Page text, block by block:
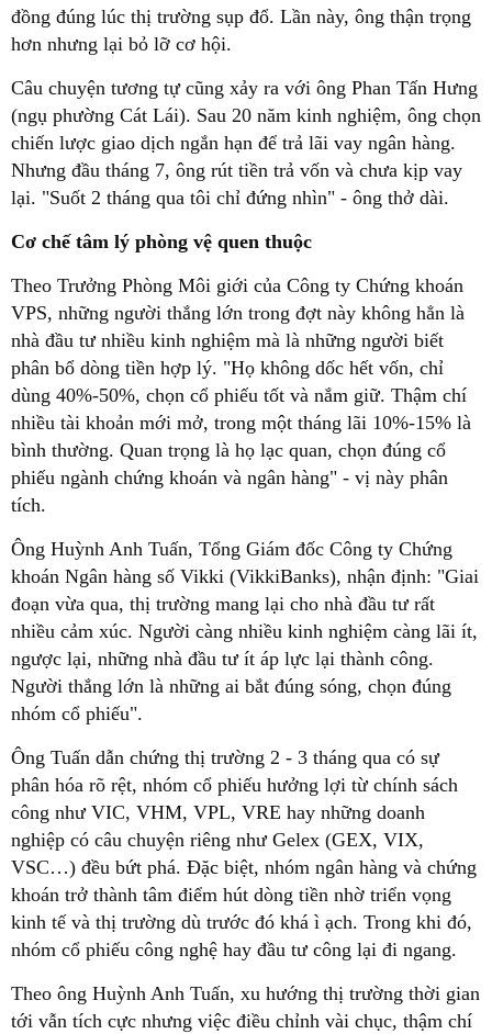
đồng đúng lúc thị trường sụp đổ. Lần này, ông thận trọng
hơn nhưng lại bỏ lỡ cơ hội.
Câu chuyện tương tự cũng xảy ra với ông Phan Tấn Hưng
(ngụ phường Cát Lái). Sau 20 năm kinh nghiệm, ông chọn
chiến lược giao dịch ngắn hạn để trả lãi vay ngân hàng.
Nhưng đầu tháng 7, ông rút tiền trả vốn và chưa kịp vay
lại. "Suốt 2 tháng qua tôi chỉ đứng nhìn" - ông thở dài.
Cơ chế tâm lý phòng vệ quen thuộc
Theo Trưởng Phòng Môi giới của Công ty Chứng khoán
VPS, những người thắng lớn trong đợt này không hẳn là
nhà đầu tư nhiều kinh nghiệm mà là những người biết
phân bổ dòng tiền hợp lý. "Họ không dốc hết vốn, chỉ
dùng 40%-50%, chọn cổ phiếu tốt và nắm giữ. Thậm chí
nhiều tài khoản mới mở, trong một tháng lãi 10%-15% là
bình thường. Quan trọng là họ lạc quan, chọn đúng cổ
phiếu ngành chứng khoán và ngân hàng" - vị này phân
tích.
Ông Huỳnh Anh Tuấn, Tổng Giám đốc Công ty Chứng
khoán Ngân hàng số Vikki (VikkiBanks), nhận định: "Giai
đoạn vừa qua, thị trường mang lại cho nhà đầu tư rất
nhiều cảm xúc. Người càng nhiều kinh nghiệm càng lãi ít,
ngược lại, những nhà đầu tư ít áp lực lại thành công.
Người thắng lớn là những ai bắt đúng sóng, chọn đúng
nhóm cổ phiếu".
Ông Tuấn dẫn chứng thị trường 2 - 3 tháng qua có sự
phân hóa rõ rệt, nhóm cổ phiếu hưởng lợi từ chính sách
công như VIC, VHM, VPL, VRE hay những doanh
nghiệp có câu chuyện riêng như Gelex (GEX, VIX,
VSC…) đều bứt phá. Đặc biệt, nhóm ngân hàng và chứng
khoán trở thành tâm điểm hút dòng tiền nhờ triển vọng
kinh tế và thị trường dù trước đó khá ì ạch. Trong khi đó,
nhóm cổ phiếu công nghệ hay đầu tư công lại đi ngang.
Theo ông Huỳnh Anh Tuấn, xu hướng thị trường thời gian
tới vẫn tích cực nhưng việc điều chỉnh vài chục, thậm chí